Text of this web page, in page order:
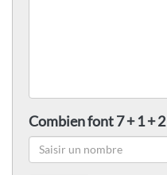
Combien font 7 + 1 + 2